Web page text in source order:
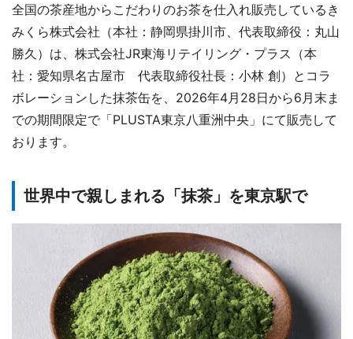
全国の茶産地からこだわりのお茶を仕入れ販売しているき
みくら株式会社（本社：静岡県掛川市、代表取締役：丸山
勝久）は、株式会社JR東海リテイリング・プラス（本
社：愛知県名古屋市 代表取締役社長：小林 創）とコラ
ボレーションした抹茶缶を、2026年4月28日から6月末ま
での期間限定で「PLUSTA東京八重洲中央」にて販売して
おります。
世界中で親しまれる「抹茶」を東京駅で